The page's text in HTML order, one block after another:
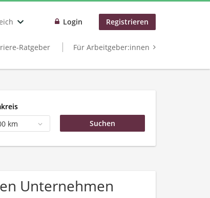
Login Registrieren
Ratgeber Für Arbeitgeber:innen
km
Unternehmen